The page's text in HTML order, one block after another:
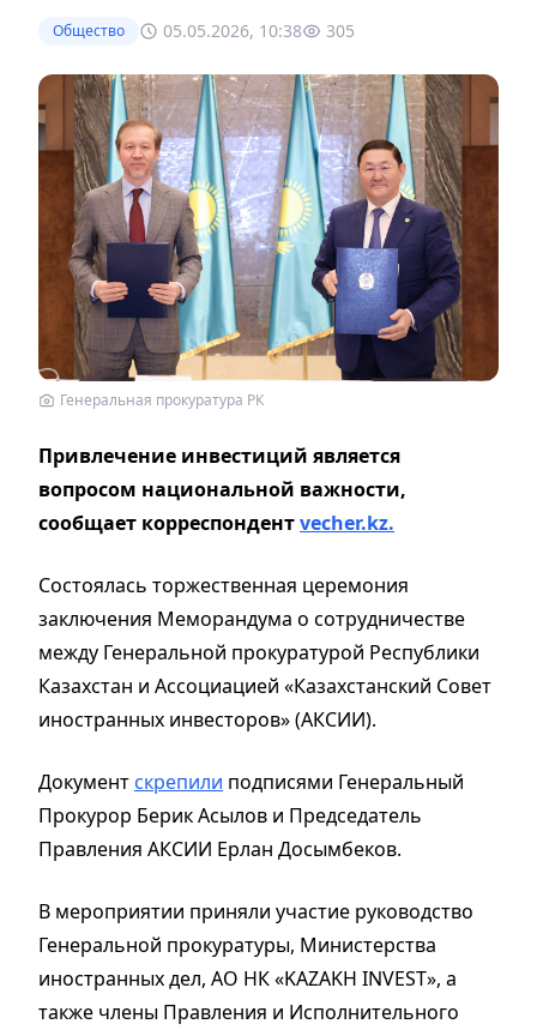
Общество 05.05.2026, 10:38 305
Генеральная прокуратура РК
Привлечение инвестиций является
вопросом национальной важности,
сообщает корреспондентvecher.kz.
Состоялась торжественная церемония
заключения Меморандума о сотрудничестве
между Генеральной прокуратурой Республики
Казахстан и Ассоциацией «Казахстанский Совет
иностранных инвесторов» (АКСИИ).
Документ скрепили подписями Генеральный
Прокурор Берик Асылов и Председатель
Правления АКСИИ Ерлан Досымбеков.
В мероприятии приняли участие руководство
Генеральной прокуратуры, Министерства
иностранных дел, АО НК «KAZAKH INVEST», а
также члены Правления и Исполнительного